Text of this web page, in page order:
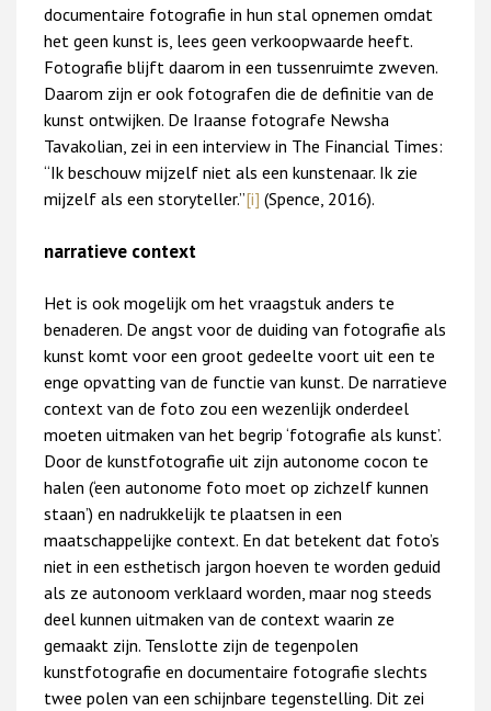
documentaire fotografie in hun stal opnemen omdat
het geen kunst is, lees geen verkoopwaarde heeft.
Fotografie blijft daarom in een tussenruimte zweven.
Daarom zijn er ook fotografen die de definitie van de
kunst ontwijken. De Iraanse fotografe Newsha
Tavakolian, zei in een interview in The Financial Times:
“Ik beschouw mijzelf niet als een kunstenaar. Ik zie
mijzelf als een storyteller.”[i] (Spence, 2016).
narratieve context
Het is ook mogelijk om het vraagstuk anders te
benaderen. De angst voor de duiding van fotografie als
kunst komt voor een groot gedeelte voort uit een te
enge opvatting van de functie van kunst. De narratieve
context van de foto zou een wezenlijk onderdeel
moeten uitmaken van het begrip ‘fotografie als kunst’.
Door de kunstfotografie uit zijn autonome cocon te
halen (‘een autonome foto moet op zichzelf kunnen
staan’) en nadrukkelijk te plaatsen in een
maatschappelijke context. En dat betekent dat foto’s
niet in een esthetisch jargon hoeven te worden geduid
als ze autonoom verklaard worden, maar nog steeds
deel kunnen uitmaken van de context waarin ze
gemaakt zijn. Tenslotte zijn de tegenpolen
kunstfotografie en documentaire fotografie slechts
twee polen van een schijnbare tegenstelling. Dit zei